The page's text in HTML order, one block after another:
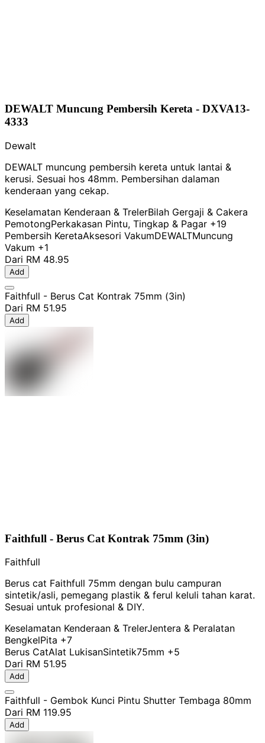
DEWALT Muncung Pembersih Kereta - DXVA13-
4333
Dewalt
DEWALT muncung pembersih kereta untuk lantai &
kerusi. Sesuai hos 48mm. Pembersihan dalaman
kenderaan yang cekap.
Keselamatan Kenderaan & TrelerBilah Gergaji & Cakera
PemotongPerkakasan Pintu, Tingkap & Pagar +19
Pembersih KeretaAksesori VakumDEWALTMuncung
Vakum +1
Dari RM 48.95
Add
Faithfull - Berus Cat Kontrak 75mm (3in)
Dari RM 51.95
Add
Faithfull - Berus Cat Kontrak 75mm (3in)
Faithfull
Berus cat Faithfull 75mm dengan bulu campuran
sintetik/asli, pemegang plastik & ferul keluli tahan karat.
Sesuai untuk profesional & DIY.
Keselamatan Kenderaan & TrelerJentera & Peralatan
BengkelPita +7
Berus CatAlat LukisanSintetik75mm +5
Dari RM 51.95
Add
Faithfull - Gembok Kunci Pintu Shutter Tembaga 80mm
Dari RM 119.95
Add